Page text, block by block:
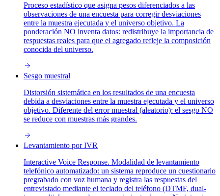
Proceso estadístico que asigna pesos diferenciados a las
observaciones de una encuesta para corregir desviaciones
entre la muestra ejecutada y el universo objetivo. La
ponderación NO inventa datos: redistribuye la importancia de
respuestas reales para que el agregado refleje la composición
conocida del universo.
Sesgo muestral
Distorsión sistemática en los resultados de una encuesta
debida a desviaciones entre la muestra ejecutada y el universo
objetivo. Diferente del error muestral (aleatorio): el sesgo NO
se reduce con muestras más grandes.
Levantamiento por IVR
Interactive Voice Response. Modalidad de levantamiento
telefónico automatizado: un sistema reproduce un cuestionario
pregrabado con voz humana y registra las respuestas del
entrevistado mediante el teclado del teléfono (DTMF, dual-